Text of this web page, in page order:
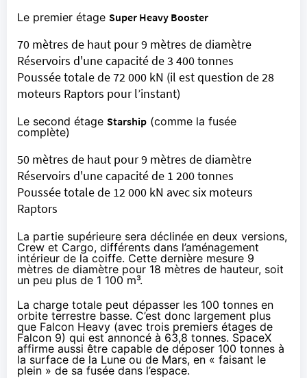
Le premier étage Super Heavy Booster
70 mètres de haut pour 9 mètres de diamètre
Réservoirs d'une capacité de 3 400 tonnes
Poussée totale de 72 000 kN (il est question de 28
moteurs Raptors pour l’instant)
Le second étage Starship (comme la fusée
complète)
50 mètres de haut pour 9 mètres de diamètre
Réservoirs d'une capacité de 1 200 tonnes
Poussée totale de 12 000 kN avec six moteurs
Raptors
La partie supérieure sera déclinée en deux versions,
Crew et Cargo, différents dans l’aménagement
intérieur de la coiffe. Cette dernière mesure 9
mètres de diamètre pour 18 mètres de hauteur, soit
un peu plus de 1 100 m³.
La charge totale peut dépasser les 100 tonnes en
orbite terrestre basse. C’est donc largement plus
que Falcon Heavy (avec trois premiers étages de
Falcon 9) qui est annoncé à 63,8 tonnes. SpaceX
affirme aussi être capable de déposer 100 tonnes à
la surface de la Lune ou de Mars, en « faisant le
plein » de sa fusée dans l’espace.